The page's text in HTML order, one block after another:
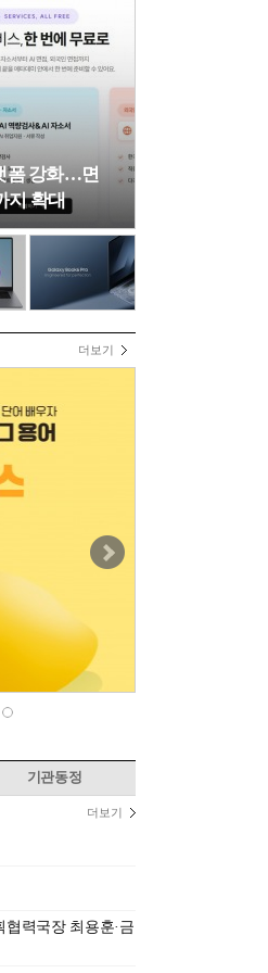
폼 강화…면
지 확대
더보기
기관동정
더보기
력국장 최용훈·금